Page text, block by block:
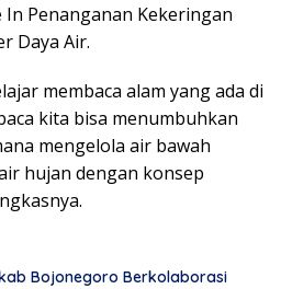
Penanganan Kekeringan
Daya Air.
membaca alam yang ada di
kita bisa menumbuhkan
mengelola air bawah
hujan dengan konsep
Bojonegoro Berkolaborasi